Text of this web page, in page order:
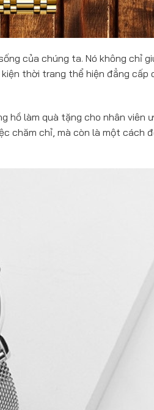
của chúng ta. Nó không chỉ
thời trang thể hiện đẳng cấp
hồ làm quà tặng cho nhân viên
chăm chỉ, mà còn là một cách